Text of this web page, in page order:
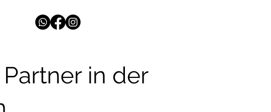
in der